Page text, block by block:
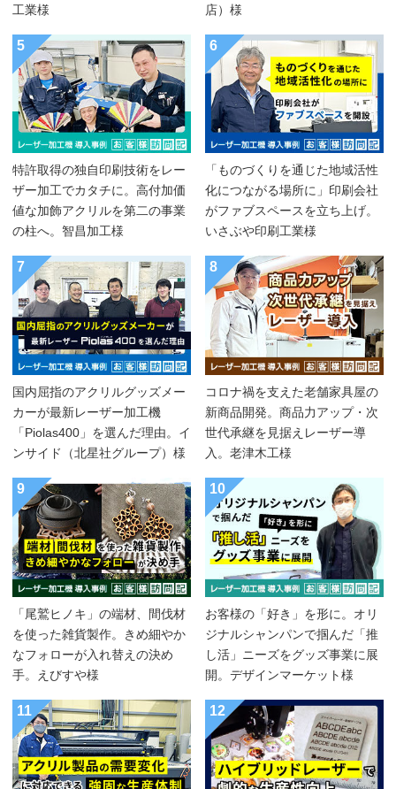
工業様 店）様
5
特許取得の独自印刷技術をレー
ザー加工でカタチに。高付加価
値な加飾アクリルを第二の事業
の柱へ。智昌加工様
6
「ものづくりを通じた地域活性
化につながる場所に」印刷会社
がファブスペースを立ち上げ。
いさぶや印刷工業様
7
国内屈指のアクリルグッズメー
カーが最新レーザー加工機
「Piolas400」を選んだ理由。イ
ンサイド（北星社グループ）様
8
コロナ禍を支えた老舗家具屋の
新商品開発。商品力アップ・次
世代承継を見据えレーザー導
入。老津木工様
9
「尾鷲ヒノキ」の端材、間伐材
を使った雑貨製作。きめ細やか
なフォローが入れ替えの決め
手。えびすや様
10
お客様の「好き」を形に。オリ
ジナルシャンパンで掴んだ「推
し活」ニーズをグッズ事業に展
開。デザインマーケット様
11 12